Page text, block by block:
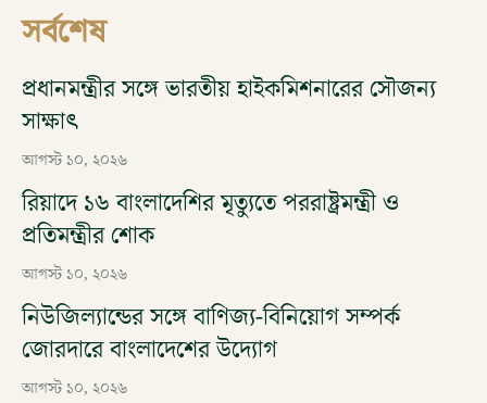
সর্বশেষ
প্রধানমন্ত্রীর সঙ্গে ভারতীয় হাইকমিশনারের সৌজন্য
সাক্ষাৎ
আগস্ট ১০, ২০২৬
রিয়াদে ১৬ বাংলাদেশির মৃত্যুতে পররাষ্ট্রমন্ত্রী ও
প্রতিমন্ত্রীর শোক
আগস্ট ১০, ২০২৬
নিউজিল্যান্ডের সঙ্গে বাণিজ্য-বিনিয়োগ সম্পর্ক
জোরদারে বাংলাদেশের উদ্যোগ
আগস্ট ১০, ২০২৬